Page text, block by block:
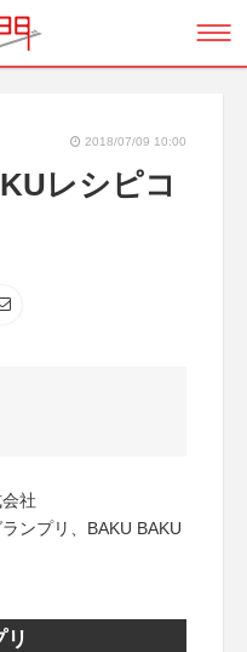
2018/07/09 10:00
レシピコ
社
ンプリ、BAKU BAKU
リ